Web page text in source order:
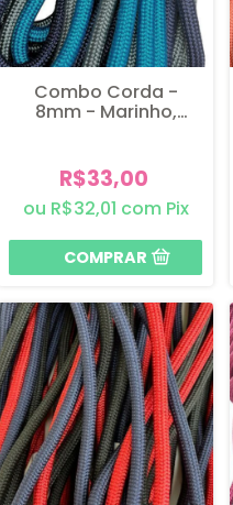
Combo Corda -
8mm - Marinho,
R$33,00
R$32,01 com Pix